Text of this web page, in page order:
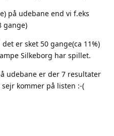
på udebane end vi f.eks
gange)
er sket 50 gange(ca 11%)
Silkeborg har spillet.
udebane er der 7 resultater
kommer på listen :-(